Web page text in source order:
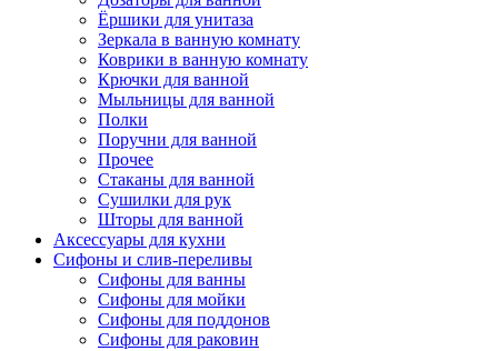
Ёршики для унитаза
Зеркала в ванную комнату
Коврики в ванную комнату
Крючки для ванной
Мыльницы для ванной
Полки
Поручни для ванной
Прочее
Стаканы для ванной
Сушилки для рук
Шторы для ванной
Аксессуары для кухни
Сифоны и слив-переливы
Сифоны для ванны
Сифоны для мойки
Сифоны для поддонов
Сифоны для раковин